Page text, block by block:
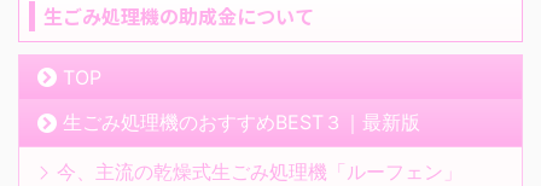
生ごみ処理機の助成金について
TOP
生ごみ処理機のおすすめBEST３｜最新版
今、主流の乾燥式生ごみ処理機「ルーフェン」